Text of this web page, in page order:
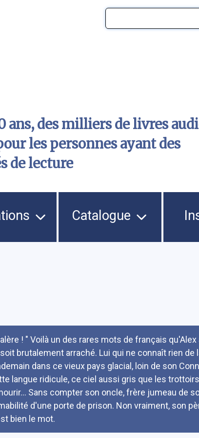
ans, des milliers de livres
les personnes ayant des
de lecture
Catalogue
! " Voilà un des rares mots de français
brutalement arraché. Lui qui ne connaît rien
dans ce vieux pays glacial, loin de son
langue ridicule, ce ciel aussi gris que les
Sans compter son oncle, frère jumeau de
d'une porte de prison. Non vraiment, son
bien le mot.